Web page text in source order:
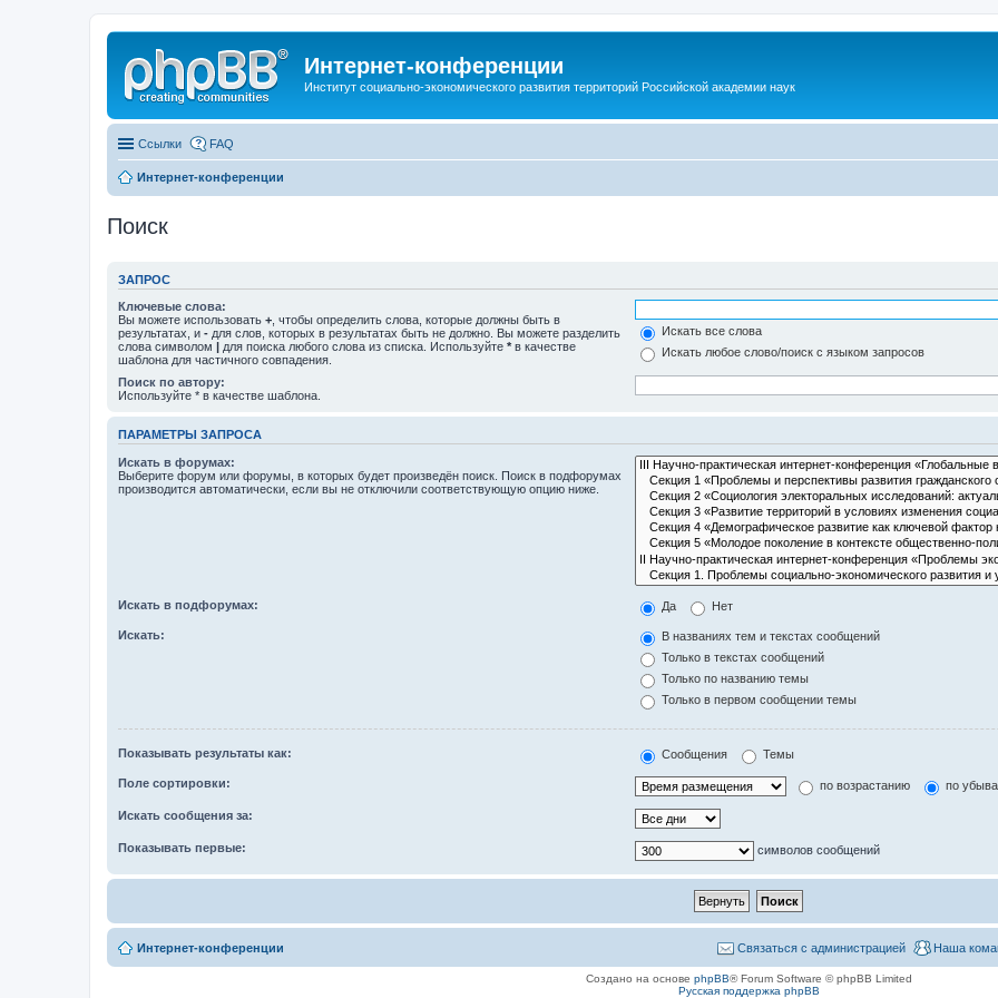
Интернет-конференции
Институт социально-экономического развития территорий Российской академии наук
Ссылки FAQ
Интернет-конференции
Поиск
ЗАПРОС
Ключевые слова:
Вы можете использовать + , чтобы определить слова, которые должны быть в
результатах, и - для слов, которых в результатах быть не должно. Вы можете разделить
слова символом | для поиска любого слова из списка. Используйте * в качестве
шаблона для частичного совпадения.
Искать все слова
Искать любое слово/поиск с языком запросов
Поиск по автору:
Используйте * в качестве шаблона.
ПАРАМЕТРЫ ЗАПРОСА
Искать в форумах:
Выберите форум или форумы, в которых будет произведён поиск. Поиск в подфорумах
производится автоматически, если вы не отключили соответствующую опцию ниже.
Искать в подфорумах: Да Нет
Искать:
В названиях тем и текстах сообщений
Только в текстах сообщений
Только по названию темы
Только в первом сообщении темы
Показывать результаты как: Сообщения Темы
Поле сортировки: по возрастанию по
Искать сообщения за:
Показывать первые: символов сообщений
Интернет-конференции Наша
Связаться с администрацией
Создано на основе phpBB® Forum Software © phpBB Limited
Русская поддержка phpBB